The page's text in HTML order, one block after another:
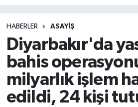
HABERLER ASAYIŞ
Diyarbakır'da
bahis
milyarlık işlem
edildi, 24 kişi
Son Dakika Haberleri
Haber Arşivi